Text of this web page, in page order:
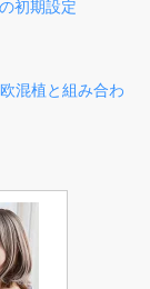
初期設定
混植と組み合わ